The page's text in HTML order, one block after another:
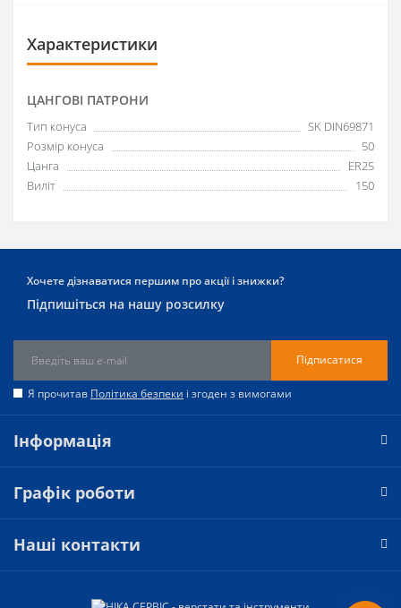
Характеристики
ЦАНГОВІ ПАТРОНИ
Тип конуса
SK DIN69871
Розмір конуса
50
Цанга
ER25
Виліт
150
Хочете дізнаватися першим про акції і знижки?
Підпишіться на нашу розсилку
Підписатися
Я прочитав Політика безпеки і згоден з вимогами
Інформація
Графік роботи
Наші контакти